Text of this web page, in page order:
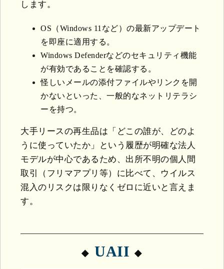
します。
OS（Windows 11など）の最新アップデート
を即座に適用する。
Windows Defenderなどのセキュリティ機能
が有効であることを確認する。
怪しいメールの添付ファイルやリンクを開
かないといった、一般的なネットリテラシ
ーを持つ。
大手リースの再生品は「どこの誰が、どのよ
うに使っていたか」という履歴が明確な法人
モデルが中心であるため、出所不明の個人間
取引（フリマアプリ等）に比べて、ウイルス
混入のリスクは限りなくゼロに近いと言えま
す。
UAII